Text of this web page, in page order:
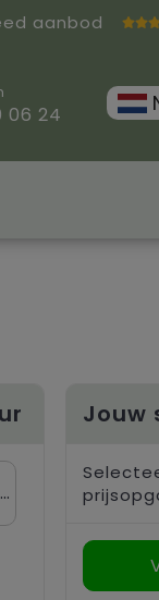
aanbod
06 24
Deep Navy
Jouw